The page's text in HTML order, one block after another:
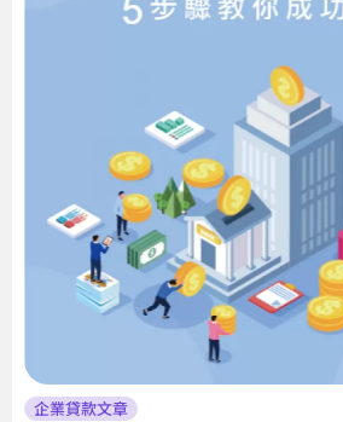
企業貸款文章